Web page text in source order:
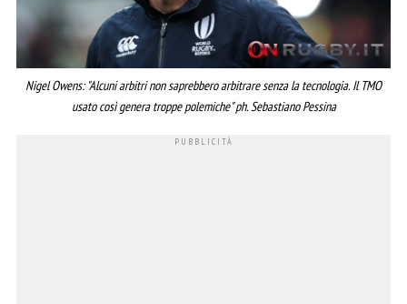
Nigel Owens: "Alcuni arbitri non saprebbero arbitrare senza la tecnologia. Il TMO
usato così genera troppe polemiche" ph. Sebastiano Pessina